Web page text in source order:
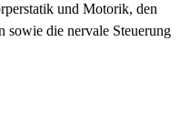
und Motorik, den
sowie die nervale Steuerung